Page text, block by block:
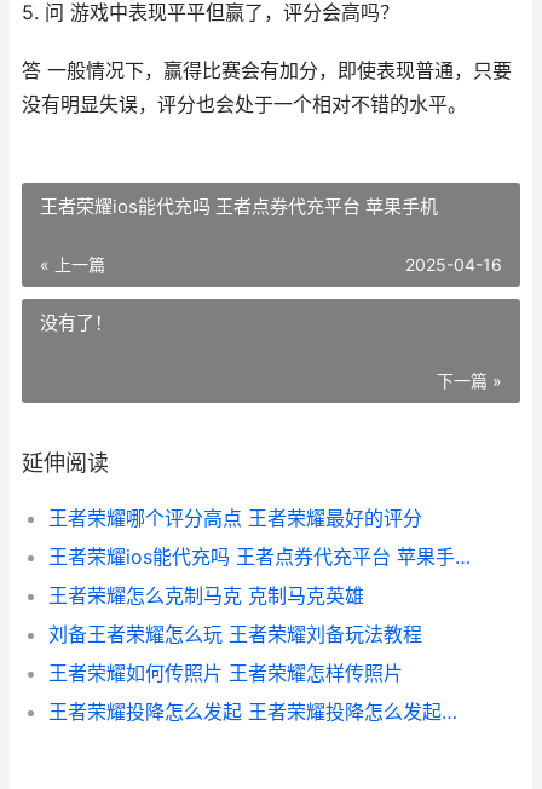
5. 问 游戏中表现平平但赢了，评分会高吗？
答 一般情况下，赢得比赛会有加分，即使表现普通，只要
没有明显失误，评分也会处于一个相对不错的水平。
王者荣耀ios能代充吗 王者点券代充平台 苹果手机
« 上一篇 2025-04-16
没有了！
下一篇 »
延伸阅读
王者荣耀哪个评分高点 王者荣耀最好的评分
王者荣耀ios能代充吗 王者点券代充平台 苹果手机
王者荣耀怎么克制马克 克制马克英雄
刘备王者荣耀怎么玩 王者荣耀刘备玩法教程
王者荣耀如何传照片 王者荣耀怎样传照片
王者荣耀投降怎么发起 王者荣耀投降怎么发起邀请